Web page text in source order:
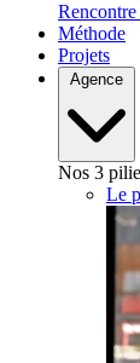
Méthode
Projets
Agence
Nos 3
Le